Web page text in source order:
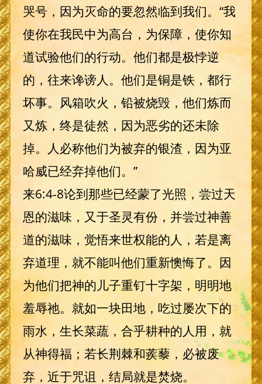
哭号，因为灭命的要忽然临到我们。“我
使你在我民中为高台，为保障，使你知
道试验他们的行动。他们都是极悖逆
的，往来谗谤人。他们是铜是铁，都行
坏事。风箱吹火，铅被烧毁，他们炼而
又炼，终是徒然，因为恶劣的还未除
掉。人必称他们为被弃的银渣，因为亚
哈威已经弃掉他们。”
来6:4-8论到那些已经蒙了光照，尝过天
恩的滋味，又于圣灵有份，并尝过神善
道的滋味，觉悟来世权能的人，若是离
弃道理，就不能叫他们重新懊悔了。因
为他们把神的儿子重钉十字架，明明地
羞辱祂。就如一块田地，吃过屡次下的
雨水，生长菜蔬，合乎耕种的人用，就
从神得福；若长荆棘和蒺藜，必被废
弃，近于咒诅，结局就是焚烧。